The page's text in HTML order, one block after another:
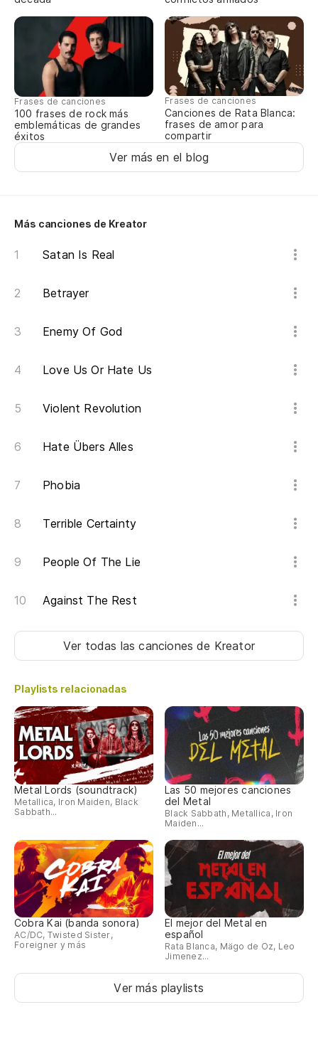
Frases de canciones
100 frases de rock más
emblemáticas de grandes
éxitos
Frases de canciones
Canciones de Rata Blanca:
frases de amor para
compartir
Ver más en el blog
Más canciones de Kreator
Satan Is Real
Betrayer
Enemy Of God
Love Us Or Hate Us
Violent Revolution
Hate Übers Alles
Phobia
Terrible Certainty
People Of The Lie
Against The Rest
Ver todas las cancionesde Kreator
Playlists relacionadas
Metal Lords (soundtrack)
Metallica, Iron Maiden, Black
Sabbath...
Las 50 mejores canciones
del Metal
Black Sabbath, Metallica, Iron
Maiden...
Cobra Kai (banda sonora)
AC/DC, Twisted Sister,
Foreigner y más
El mejor del Metal en
español
Rata Blanca, Mägo de Oz, Leo
Jimenez...
Ver más playlists